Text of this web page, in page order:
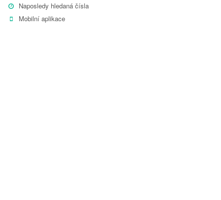
Naposledy hledaná čísla
Mobilní aplikace